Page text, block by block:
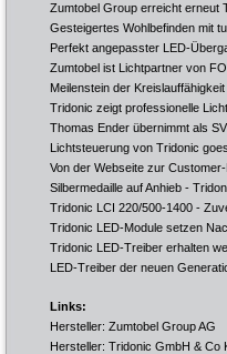
Zumtobel Group erreicht erneut
Gesteigertes Wohlbefinden mit
Perfekt angepasster LED-
Zumtobel ist Lichtpartner von
Meilenstein der Kreislauffähigkeit
Tridonic zeigt professionelle
Thomas Ender übernimmt als
Lichtsteuerung von Tridonic
Von der Webseite zur
Silbermedaille auf Anhieb -
Tridonic LCI 220/500-1400 -
Tridonic LED-Module setzen
Tridonic LED-Treiber erhalten
LED-Treiber der neuen
Links:
Hersteller: Zumtobel Group AG
Hersteller: Tridonic GmbH & Co